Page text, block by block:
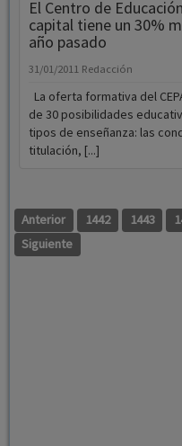
El Centro de
capital tiene un 30%
año pasado
31/01/2011 Redacción
La oferta formativa del
de 30 posibilidades
tipos de enseñanza: las
titulación, [...]
Anterior 1442 1443
Siguiente